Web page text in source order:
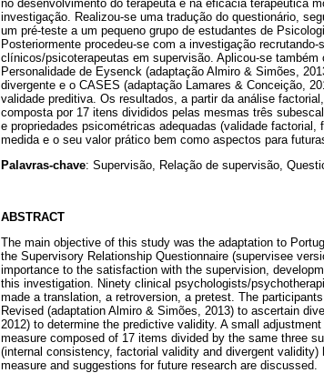
no desenvolvimento do terapeuta e na eficácia terapêutica
investigação. Realizou-se uma tradução do questionário,
um pré-teste a um pequeno grupo de estudantes de
Posteriormente procedeu-se com a investigação recrutando-
clínicos/psicoterapeutas em supervisão. Aplicou-se também
Personalidade de Eysenck (adaptação Almiro & Simões,
divergente e o CASES (adaptação Lamares & Conceição,
validade preditiva. Os resultados, a partir da análise
composta por 17 itens divididos pelas mesmas três
e propriedades psicométricas adequadas (validade
medida e o seu valor prático bem como aspectos para
Palavras-chave: Supervisão, Relação de supervisão,
ABSTRACT
The main objective of this study was the adaptation to
the Supervisory Relationship Questionnaire (supervisee
importance to the satisfaction with the supervision,
this investigation. Ninety clinical psychologists/
made a translation, a retroversion, a pretest. The
Revised (adaptation Almiro & Simões, 2013) to ascertain
2012) to determine the predictive validity. A small
measure composed of 17 items divided by the same three
(internal consistency, factorial validity and divergent
measure and suggestions for future research are discussed.